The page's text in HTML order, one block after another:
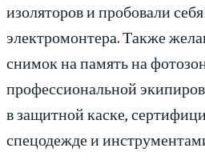
изоляторов и пробовали
электромонтера. Также
снимок на память на
профессиональной
в защитной каске,
спецодежде и